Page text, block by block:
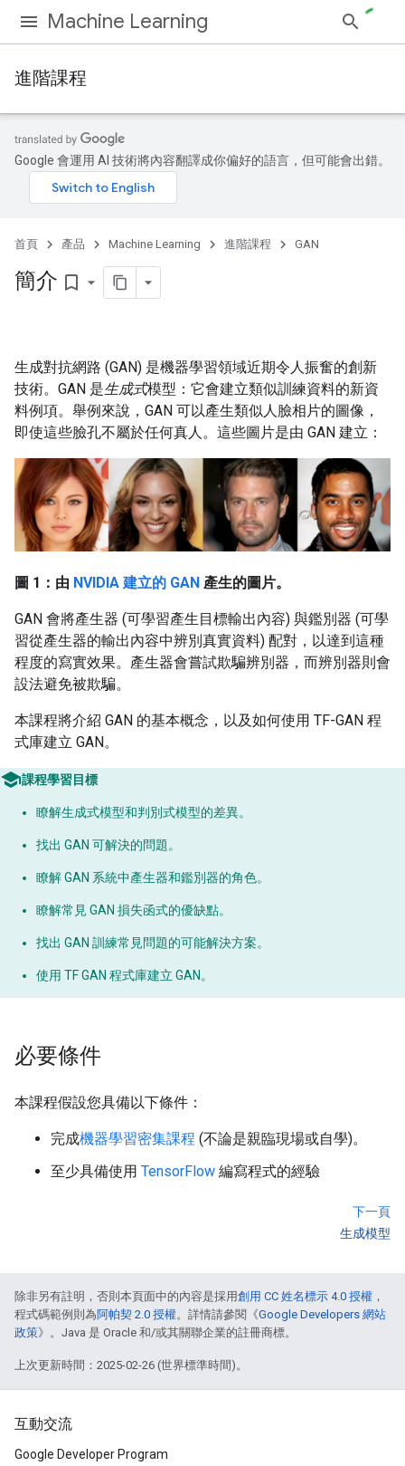
Machine Learning
進階課程
Google 會運用 AI 技術將內容翻譯成你偏好的語言，但可能會出錯。
首頁 產品 Machine Learning 進階課程 GAN
簡介 bookmark_border
生成對抗網路 (GAN) 是機器學習領域近期令人振奮的創新
技術。GAN 是生成式模型：它會建立類似訓練資料的新資
料例項。舉例來說，GAN 可以產生類似人臉相片的圖像，
即使這些臉孔不屬於任何真人。這些圖片是由 GAN 建立：
圖 1：由 NVIDIA 建立的 GAN 產生的圖片。
GAN 會將產生器 (可學習產生目標輸出內容) 與鑑別器 (可學
習從產生器的輸出內容中辨別真實資料) 配對，以達到這種
程度的寫實效果。產生器會嘗試欺騙辨別器，而辨別器則會
設法避免被欺騙。
本課程將介紹 GAN 的基本概念，以及如何使用 TF-GAN 程
式庫建立 GAN。
課程學習目標
瞭解生成式模型和判別式模型的差異。
找出 GAN 可解決的問題。
瞭解 GAN 系統中產生器和鑑別器的角色。
瞭解常見 GAN 損失函式的優缺點。
找出 GAN 訓練常見問題的可能解決方案。
使用 TF GAN 程式庫建立 GAN。
必要條件
本課程假設您具備以下條件：
完成機器學習密集課程 (不論是親臨現場或自學)。
至少具備使用 TensorFlow 編寫程式的經驗
下一頁
生成模型
除非另有註明，否則本頁面中的內容是採用創用 CC 姓名標示 4.0 授權 ，
程式碼範例則為阿帕契 2.0 授權。詳情請參閱《Google Developers 網站
政策》。Java 是 Oracle 和/或其關聯企業的註冊商標。
上次更新時間：2025-02-26 (世界標準時間)。
互動交流
Google Developer Program